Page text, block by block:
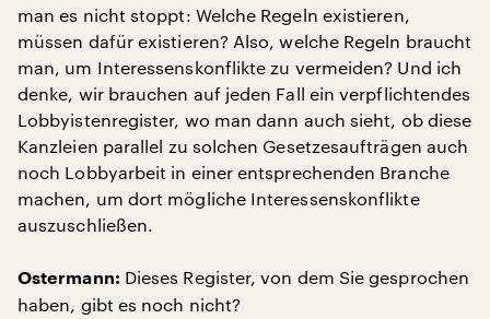
man es nicht stoppt: Welche Regeln existieren,
müssen dafür existieren? Also, welche Regeln braucht
man, um Interessenskonflikte zu vermeiden? Und ich
denke, wir brauchen auf jeden Fall ein verpflichtendes
Lobbyistenregister, wo man dann auch sieht, ob diese
Kanzleien parallel zu solchen Gesetzesaufträgen auch
noch Lobbyarbeit in einer entsprechenden Branche
machen, um dort mögliche Interessenskonflikte
auszuschließen.
Ostermann: Dieses Register, von dem Sie gesprochen
haben, gibt es noch nicht?